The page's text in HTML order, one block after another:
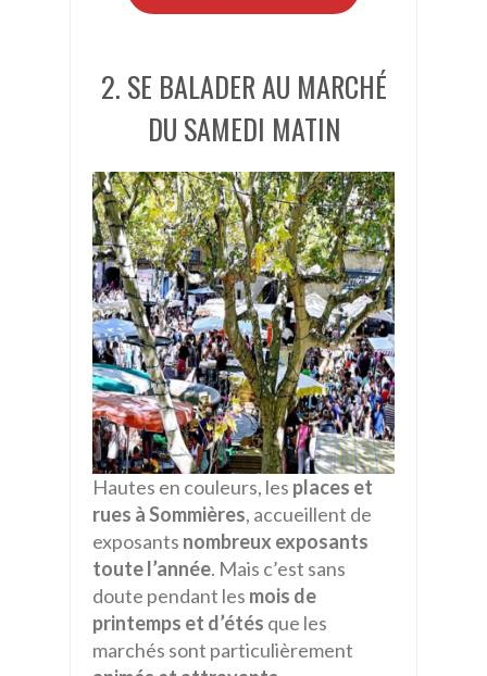
2. SE BALADER AU MARCHÉ
DU SAMEDI MATIN
Hautes en couleurs, les places et
rues à Sommières, accueillent de
exposants nombreux exposants
toute l’année. Mais c’est sans
doute pendant les mois de
printemps et d’étés que les
marchés sont particulièrement